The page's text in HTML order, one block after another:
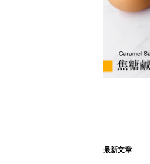
最新文章